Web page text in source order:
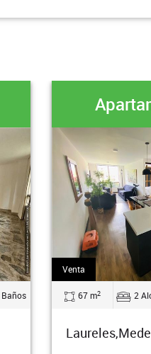
Apartamento
m2 2 Alcobas 2.0 Baños